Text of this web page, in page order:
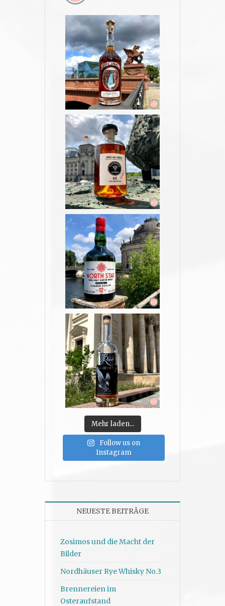
Mehr laden...
Follow us on
Instagram
NEUESTE BEITRÄGE
Zosimos und die Macht der
Bilder
Nordhäuser Rye Whisky No.3
Brennereien im
Osteraufstand